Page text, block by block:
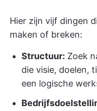
Hier zijn vijf dingen
maken of breken:
Structuur: Zoek
die visie, doelen,
een logische